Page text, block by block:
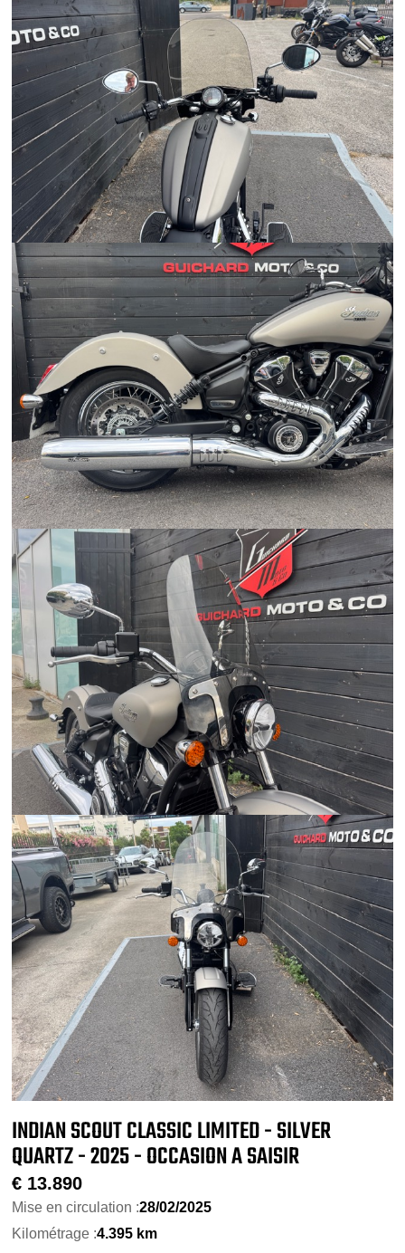
INDIAN SCOUT CLASSIC LIMITED - SILVER
QUARTZ - 2025 - OCCASION A SAISIR
€ 13.890
Mise en circulation :28/02/2025
Kilométrage :4.395 km